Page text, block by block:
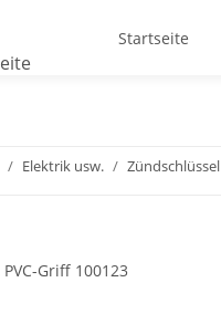
Startseite
Elektrik usw. Zündschlüssel